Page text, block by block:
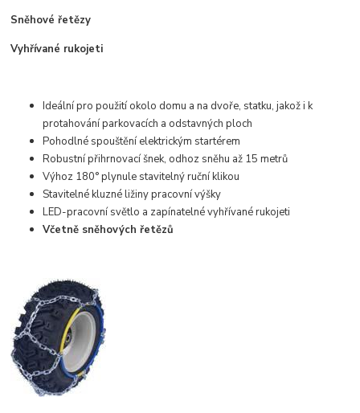
Sněhové řetězy
Vyhřívané rukojeti
Ideální pro použití okolo domu a na dvoře, statku, jakož i k
protahování parkovacích a odstavných ploch
Pohodlné spouštění elektrickým startérem
Robustní přihrnovací šnek, odhoz sněhu až 15 metrů
Výhoz 180° plynule stavitelný ruční klikou
Stavitelné kluzné ližiny pracovní výšky
LED-pracovní světlo a zapínatelné vyhřívané rukojeti
Včetně sněhových řetězů